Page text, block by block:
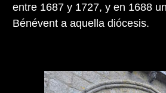
entre 1687 y 1727, y en 1688
Bénévent a aquella diócesis.